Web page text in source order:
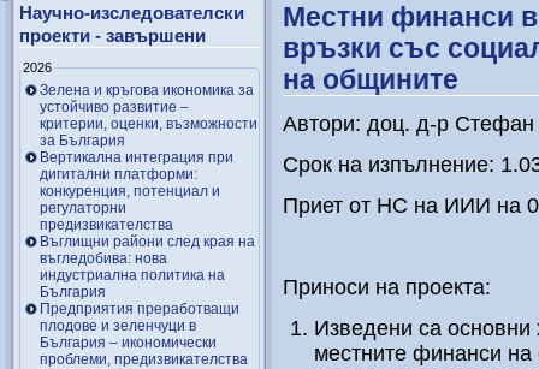
Научно-изследователски
проекти - завършени
2026
Зелена и кръгова икономика за
устойчиво развитие –
критерии, оценки, възможности
за България
Вертикална интеграция при
дигитални платформи:
конкуренция, потенциал и
регулаторни
предизвикателства
Въглищни райони след края на
въгледобива: нова
индустриална политика на
България
Предприятия преработващи
плодове и зеленчуци в
България – икономически
проблеми, предизвикателства
Местни финанси
връзки със
на общините
Автори: доц. д-р
Срок на изпълнение:
Приет от НС на ИИИ на
Приноси на проекта:
Изведени са основни
местните финанси на